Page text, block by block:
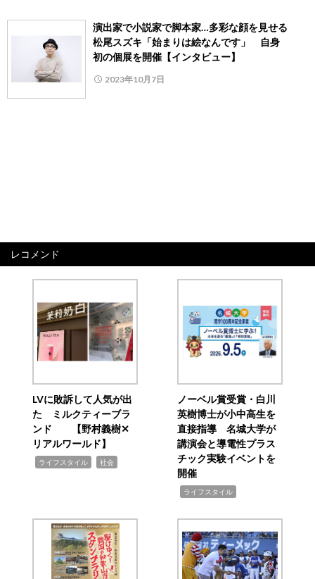
演出家で小説家で脚本家…多彩な顔を見せる
松尾スズキ「始まりは絵なんです」 自身
初の個展を開催【インタビュー】
2023年10月7日
レコメンド
LVに敗訴して人気が出
た ミルクティーブラ
ンド 【野村義樹✕
リアルワールド】
ライフスタイル 社会
ノーベル賞受賞・白川
英樹博士が小中高生を
直接指導 名城大学が
講演会と導電性プラス
チック実験イベントを
開催
ライフスタイル